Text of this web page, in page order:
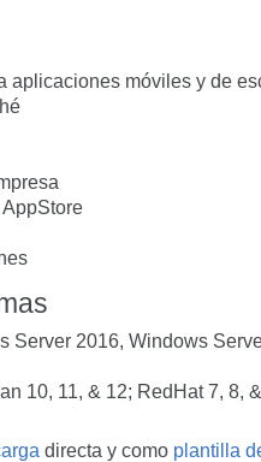
aplicaciones móviles y de
Server 2016, Windows
10, 11, & 12; RedHat 7, 8,
directa y como plantilla